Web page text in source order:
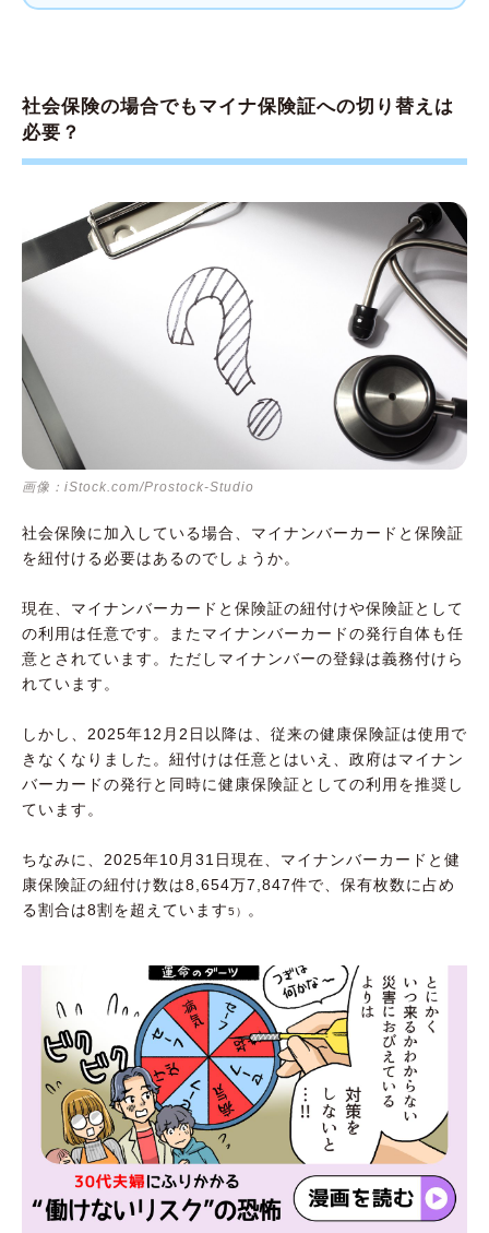
社会保険の場合でもマイナ保険証への切り替えは
必要？
画像：iStock.com/Prostock-Studio
社会保険に加入している場合、マイナンバーカードと保険証
を紐付ける必要はあるのでしょうか。
現在、マイナンバーカードと保険証の紐付けや保険証として
の利用は任意です。またマイナンバーカードの発行自体も任
意とされています。ただしマイナンバーの登録は義務付けら
れています。
しかし、2025年12月2日以降は、従来の健康保険証は使用で
きなくなりました。紐付けは任意とはいえ、政府はマイナン
バーカードの発行と同時に健康保険証としての利用を推奨し
ています。
ちなみに、2025年10月31日現在、マイナンバーカードと健
康保険証の紐付け数は8,654万7,847件で、保有枚数に占め
る割合は8割を超えています5） 。